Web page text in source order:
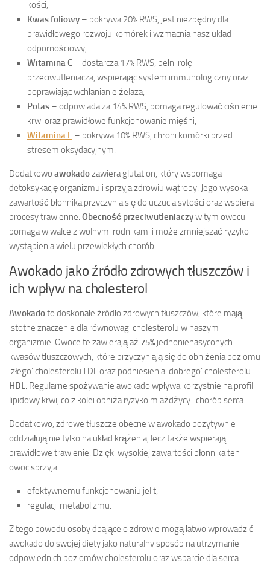
kości,
Kwas foliowy – pokrywa 20% RWS, jest niezbędny dla
prawidłowego rozwoju komórek i wzmacnia nasz układ
odpornościowy,
Witamina C – dostarcza 17% RWS, pełni rolę
przeciwutleniacza, wspierając system immunologiczny oraz
poprawiając wchłanianie żelaza,
Potas – odpowiada za 14% RWS, pomaga regulować ciśnienie
krwi oraz prawidłowe funkcjonowanie mięśni,
Witamina E – pokrywa 10% RWS, chroni komórki przed
stresem oksydacyjnym.
Dodatkowo awokadozawiera glutation, który wspomaga
detoksykację organizmu i sprzyja zdrowiu wątroby. Jego wysoka
zawartość błonnika przyczynia się do uczucia sytości oraz wspiera
procesy trawienne. Obecność przeciwutleniaczyw tym owocu
pomaga w walce z wolnymi rodnikami i może zmniejszać ryzyko
wystąpienia wielu przewlekłych chorób.
Awokado jako źródło zdrowych tłuszczów i
ich wpływ na cholesterol
Awokadoto doskonałe źródło zdrowych tłuszczów, które mają
istotne znaczenie dla równowagi cholesterolu w naszym
organizmie. Owoce te zawierają aż 75% jednonienasyconych
kwasów tłuszczowych, które przyczyniają się do obniżenia poziomu
'złego’ cholesterolu LDLoraz podniesienia 'dobrego’ cholesterolu
HDL. Regularne spożywanie awokado wpływa korzystnie na profil
lipidowy krwi, co z kolei obniża ryzyko miażdżycy i chorób serca.
Dodatkowo, zdrowe tłuszcze obecne w awokado pozytywnie
oddziałują nie tylko na układ krążenia, lecz także wspierają
prawidłowe trawienie. Dzięki wysokiej zawartości błonnika ten
owoc sprzyja:
efektywnemu funkcjonowaniu jelit,
regulacji metabolizmu.
Z tego powodu osoby dbające o zdrowie mogą łatwo wprowadzić
awokado do swojej diety jako naturalny sposób na utrzymanie
odpowiednich poziomów cholesterolu oraz wsparcie dla serca.